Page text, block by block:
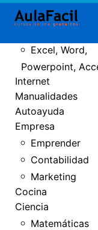
Crear Páginas
Excel, Word,
Powerpoint,
Internet
Manualidades
Autoayuda
Empresa
Emprender
Contabilidad
Marketing
Cocina
Ciencia
Matemáticas